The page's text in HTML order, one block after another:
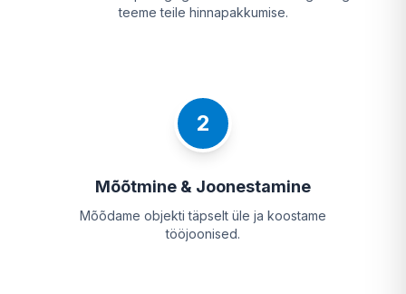
teeme teile hinnapakkumise.
2
Mõõtmine & Joonestamine
Mõõdame objekti täpselt üle ja koostame
tööjoonised.